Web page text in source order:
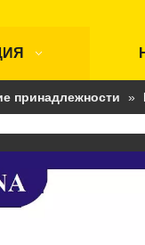
принадлежности »